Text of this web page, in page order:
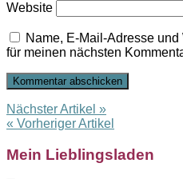
Website
Name, E-Mail-Adresse
für meinen nächsten
Nächster Artikel »
« Vorheriger Artikel
Mein Lieblingsladen